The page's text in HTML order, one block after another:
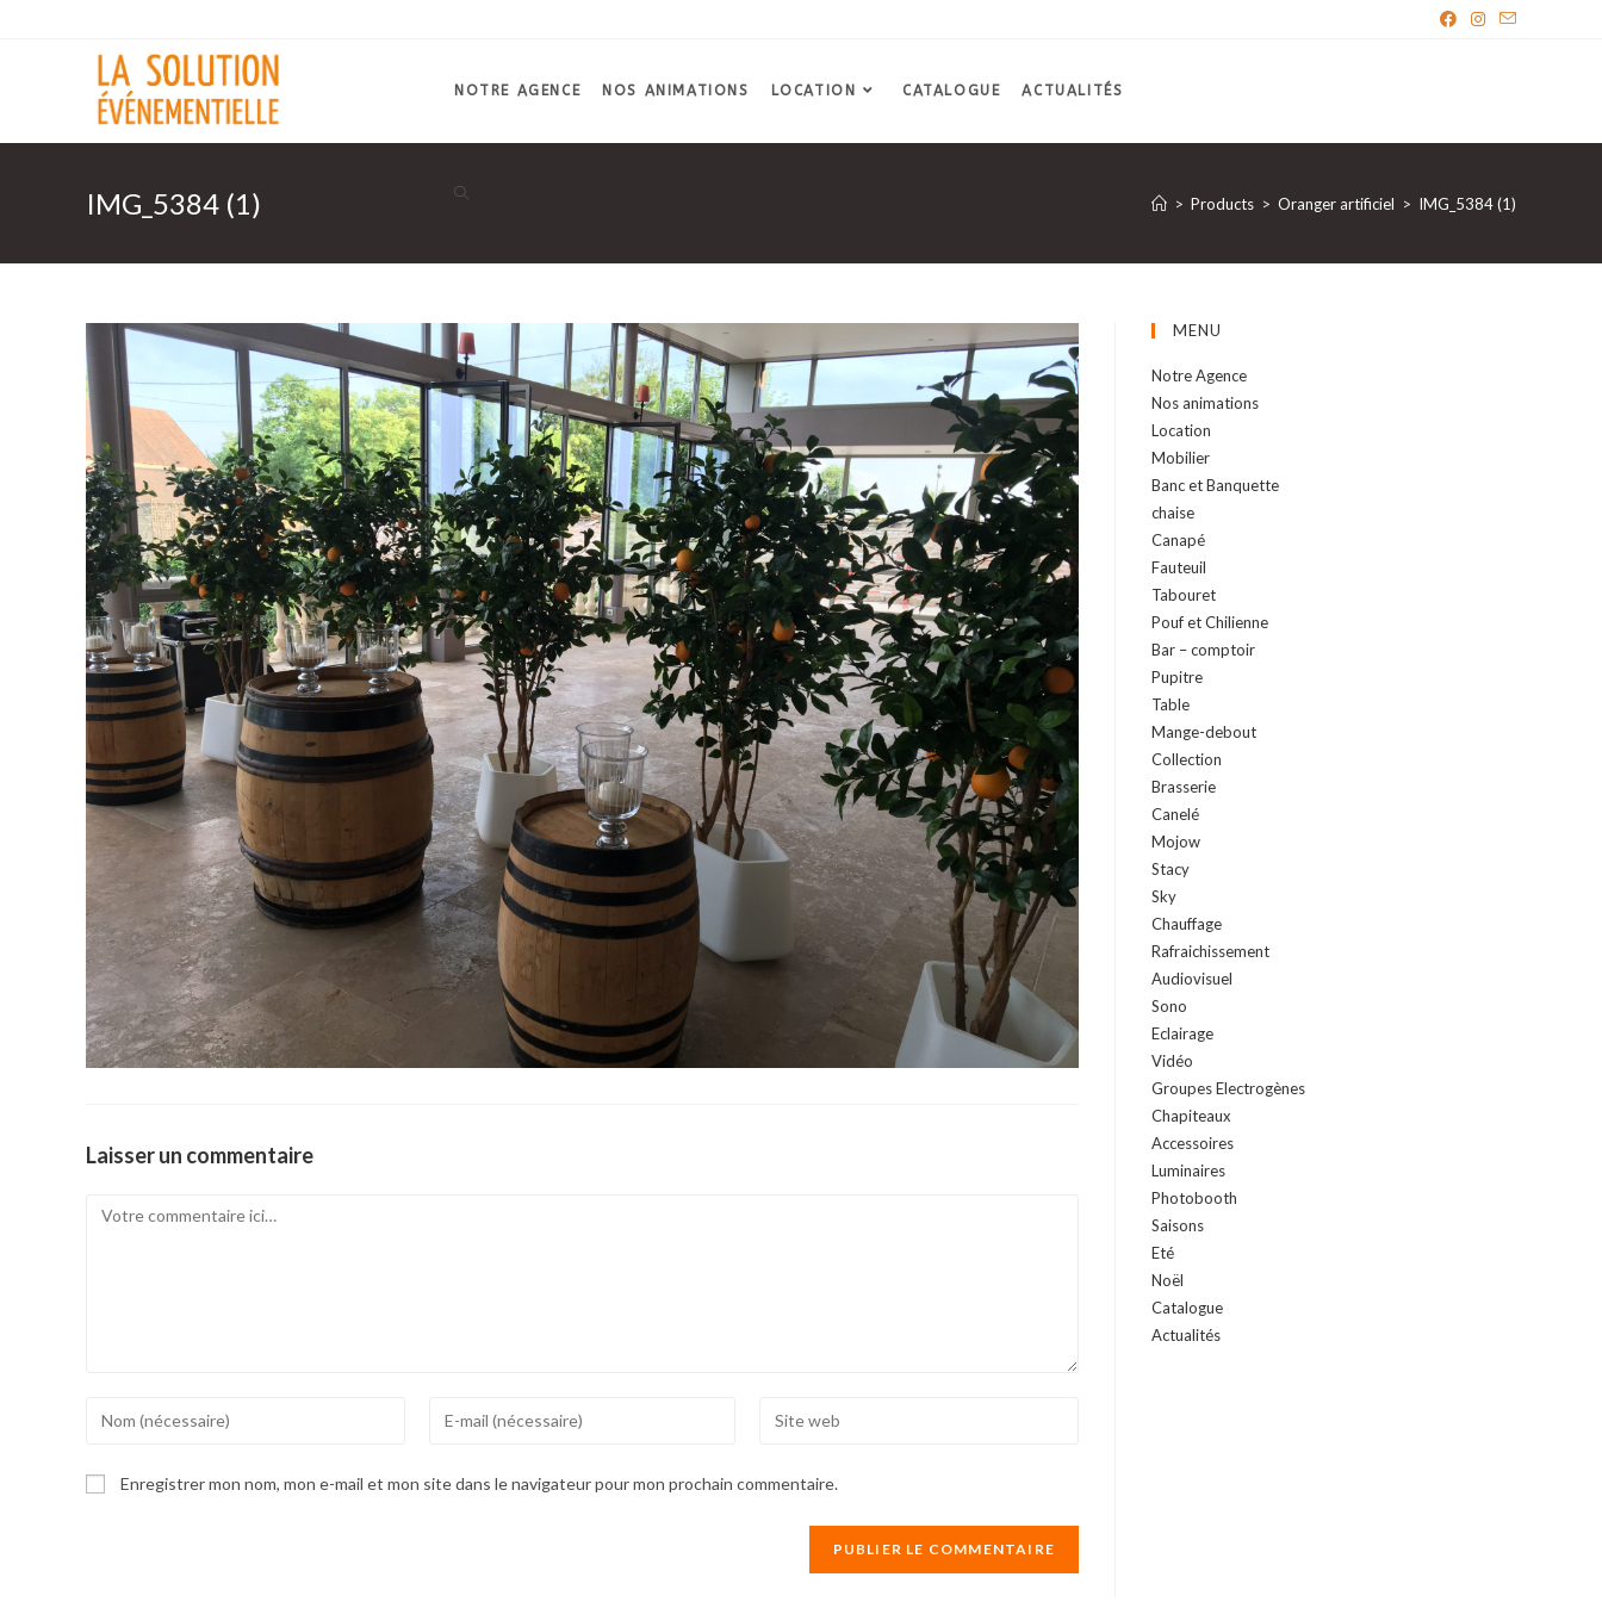
NOTRE AGENCE NOS ANIMATIONS LOCATION CATALOGUE ACTUALITÉS
IMG_5384 (1) > Products > Oranger artificiel > IMG_5384 (1)
Laisser un commentaire
Comment
Enter
name
or
Enter
Enter
(optional)
Enregistrer mon nom, mon e-mail et mon site dans le navigateur pour mon prochain commentaire.
MENU
Notre Agence
Nos animations
Location
Mobilier
Banc et Banquette
chaise
Canapé
Fauteuil
Tabouret
Pouf et Chilienne
Bar – comptoir
Pupitre
Table
Mange-debout
Collection
Brasserie
Canelé
Mojow
Stacy
Sky
Chauffage
Rafraichissement
Audiovisuel
Sono
Eclairage
Vidéo
Groupes Electrogènes
Chapiteaux
Accessoires
Luminaires
Photobooth
Saisons
Eté
Noël
Catalogue
Actualités